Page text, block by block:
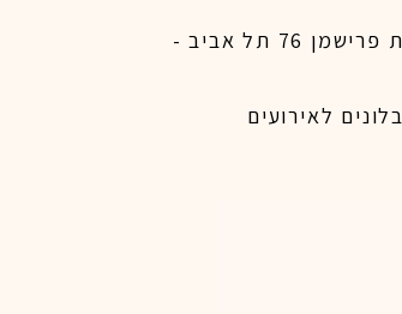
שימו לב ! מינימום הזמנת משלוח באתר לכל האיזורים האפשריים 450 ש״ח ו200 ש״ח מינימום לאיסוף - כתובת פרישמן 76 תל אביב -
בלונים לאירועים